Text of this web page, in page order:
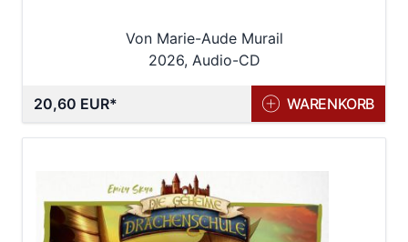
Von Marie-Aude Murail
2026, Audio-CD
20,60 EUR WARENKORB